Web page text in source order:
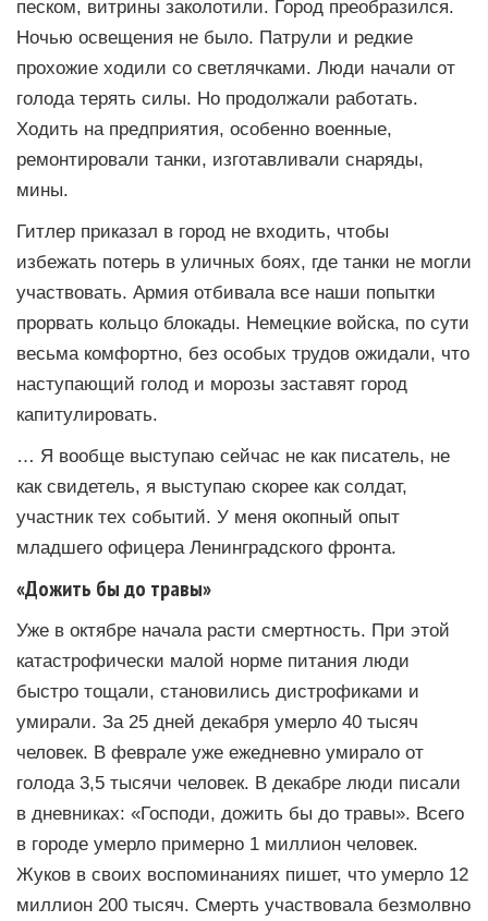
песком, витрины заколотили. Город преобразился.
Ночью освещения не было. Патрули и редкие
прохожие ходили со светлячками. Люди начали от
голода терять силы. Но продолжали работать.
Ходить на предприятия, особенно военные,
ремонтировали танки, изготавливали снаряды,
мины.
Гитлер приказал в город не входить, чтобы
избежать потерь в уличных боях, где танки не могли
участвовать. Армия отбивала все наши попытки
прорвать кольцо блокады. Немецкие войска, по сути
весьма комфортно, без особых трудов ожидали, что
наступающий голод и морозы заставят город
капитулировать.
… Я вообще выступаю сейчас не как писатель, не
как свидетель, я выступаю скорее как солдат,
участник тех событий. У меня окопный опыт
младшего офицера Ленинградского фронта.
«Дожить бы до травы»
Уже в октябре начала расти смертность. При этой
катастрофически малой норме питания люди
быстро тощали, становились дистрофиками и
умирали. За 25 дней декабря умерло 40 тысяч
человек. В феврале уже ежедневно умирало от
голода 3,5 тысячи человек. В декабре люди писали
в дневниках: «Господи, дожить бы до травы». Всего
в городе умерло примерно 1 миллион человек.
Жуков в своих воспоминаниях пишет, что умерло 12
миллион 200 тысяч. Смерть участвовала безмолвно